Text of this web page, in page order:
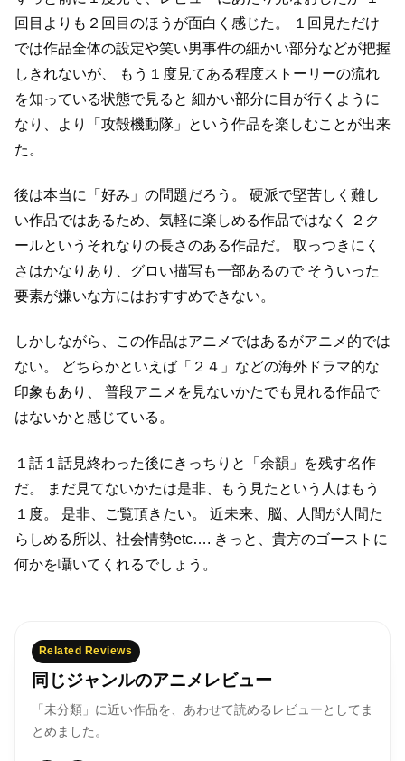
回目よりも２回目のほうが面白く感じた。
１回見ただけ
では作品全体の設定や笑い男事件の細かい部分などが把握
しきれないが、
もう１度見てある程度ストーリーの流れ
を知っている状態で見ると 細かい部分に目が行くように
なり、より「攻殻機動隊」という作品を楽しむことが出来
た。
後は本当に「好み」の問題だろう。
硬派で堅苦しく難し
い作品ではあるため、気軽に楽しめる作品ではなく
２ク
ールというそれなりの長さのある作品だ。
取っつきにく
さはかなりあり、グロい描写も一部あるのでそういった
要素が嫌いな方にはおすすめできない。
しかしながら、この作品はアニメではあるがアニメ的では
ない。
どちらかといえば「２４」などの海外ドラマ的な
印象もあり、
普段アニメを見ないかたでも見れる作品で
はないかと感じている。
１話１話見終わった後にきっちりと「余韻」を残す名作
だ。
まだ見てないかたは是非、もう見たという人はもう
１度。
是非、ご覧頂きたい。
近未来、脳、人間が人間た
らしめる所以、社会情勢etc…. きっと、貴方のゴーストに
何かを囁いてくれるでしょう。
Related Reviews
同じジャンルのアニメレビュー
「未分類」に近い作品を、あわせて読めるレビューとしてま
とめました。